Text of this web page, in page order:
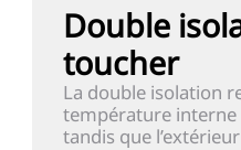
Double
toucher
La double isolation
température interne
tandis que